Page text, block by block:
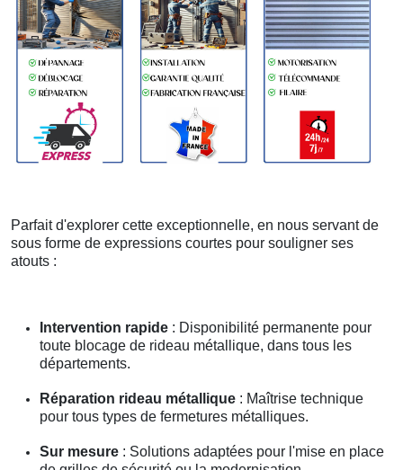
Parfait d'explorer cette exceptionnelle, en nous servant de
sous forme de expressions courtes pour souligner ses
atouts :
Intervention rapide : Disponibilité permanente pour
toute blocage de rideau métallique, dans tous les
départements.
Réparation rideau métallique : Maîtrise technique
pour tous types de fermetures métalliques.
Sur mesure : Solutions adaptées pour l'mise en place